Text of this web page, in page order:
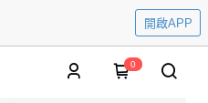
開啟APP
0